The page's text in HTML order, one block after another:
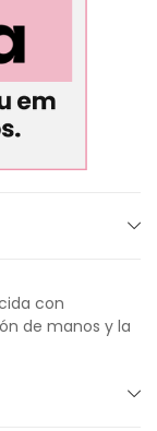
con
de manos y la